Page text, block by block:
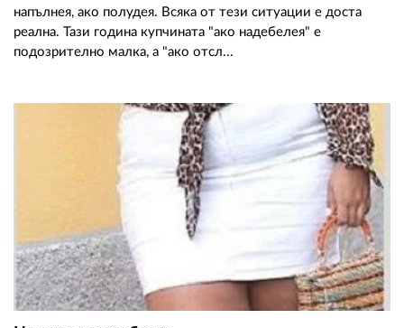
напълнея, ако полудея. Всяка от тези ситуации е доста
реална. Тази година купчината "ако надебелея" е
подозрително малка, а "ако отсл...